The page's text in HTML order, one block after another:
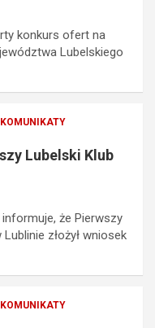
konkurs ofert na
Lubelskiego
Lubelski Klub
że Pierwszy
złożył wniosek